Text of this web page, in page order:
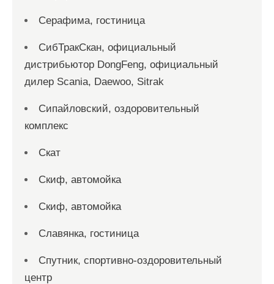
Серафима, гостиница
СибТракСкан, официальный
дистрибьютор DongFeng, официальный
дилер Scania, Daewoo, Sitrak
Сипайловский, оздоровительный
комплекс
Скат
Скиф, автомойка
Скиф, автомойка
Славянка, гостиница
Спутник, спортивно-оздоровительный
центр